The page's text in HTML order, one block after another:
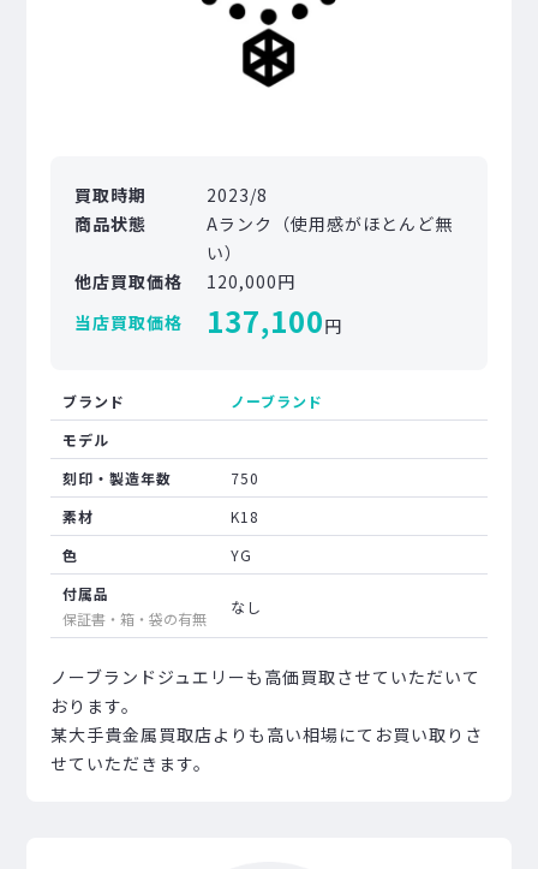
買取時期
2023/8
商品状態
Aランク（使用感がほとんど無
い）
他店買取価格
120,000円
当店買取価格
137,100円
ブランド
ノーブランド
モデル
刻印・製造年数
750
素材
K18
色
YG
付属品
保証書・箱・袋の有無
なし
ノーブランドジュエリーも高価買取させていただいて
おります。
某大手貴金属買取店よりも高い相場にてお買い取りさ
せていただきます。